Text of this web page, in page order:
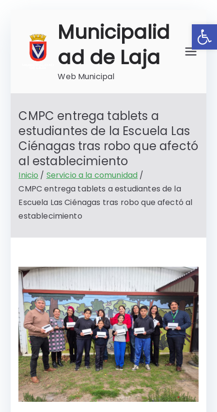
contenido
Municipalid
ad de Laja
Web Municipal
CMPC entrega tablets a
estudiantes de la Escuela Las
Ciénagas tras robo que afectó
al establecimiento
Inicio
Servicio a la comunidad
CMPC entrega tablets a estudiantes de la
Escuela Las Ciénagas tras robo que afectó al
establecimiento